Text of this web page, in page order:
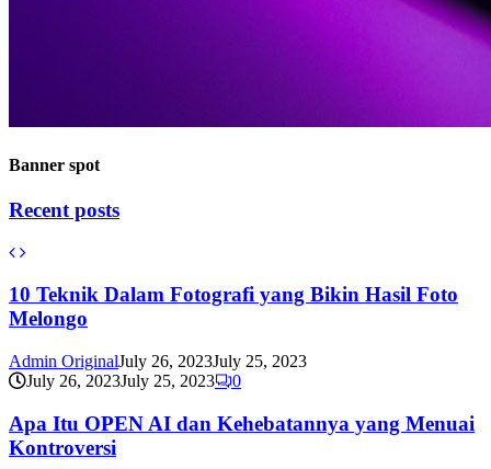
Banner spot
Recent posts
10 Teknik Dalam Fotografi yang Bikin Hasil Foto
Melongo
Admin OriginalJuly 26, 2023July 25, 2023
July 26, 2023July 25, 2023 0
Apa Itu OPEN AI dan Kehebatannya yang Menuai
Kontroversi